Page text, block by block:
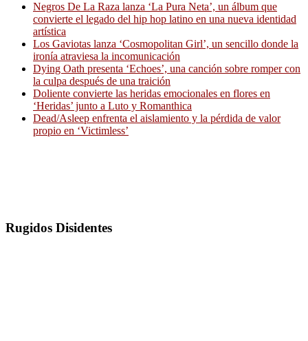
Negros De La Raza lanza ‘La Pura Neta’, un álbum que
convierte el legado del hip hop latino en una nueva identidad
artística
Los Gaviotas lanza ‘Cosmopolitan Girl’, un sencillo donde la
ironía atraviesa la incomunicación
Dying Oath presenta ‘Echoes’, una canción sobre romper con
la culpa después de una traición
Doliente convierte las heridas emocionales en flores en
‘Heridas’ junto a Luto y Romanthica
Dead/Asleep enfrenta el aislamiento y la pérdida de valor
propio en ‘Victimless’
Rugidos Disidentes